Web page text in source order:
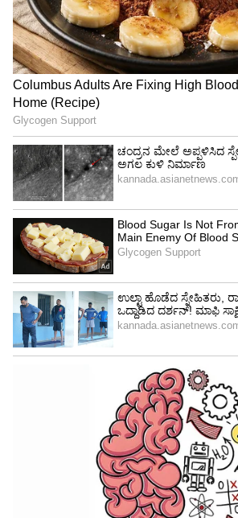
ಅಪ್ಪ ಆಸ್ಪತ್ರೆಯಲ್ಲಿ, ಈಜುಕೊಳದಲ್ಲಿ
ವಿಹರಿಸಿದ ಸೋನಾಕ್ಷಿ ಸಿನ್ಹಾ